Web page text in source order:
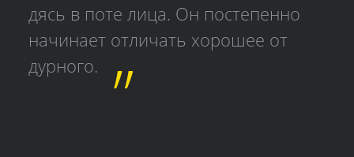
дясь в поте лица. Он постепенно
начинает отличать хорошее от
дурного.